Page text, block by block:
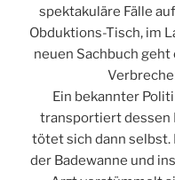
spektakuläre Fälle
Obduktions-Tisch, im
neuen Sachbuch geht
Ein bekannter
transportiert dessen
tötet sich dann selbst.
der Badewanne und